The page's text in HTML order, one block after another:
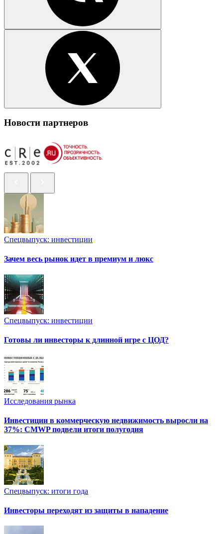
Новости партнеров
Спецвыпуск: инвестиции
Зачем весь рынок идет в премиум и люкс
Спецвыпуск: инвестиции
Готовы ли инвесторы к длинной игре с ЦОД?
Исследования рынка
Инвестиции в коммерческую недвижимость выросли на
37%: CMWP подвели итоги полугодия
Спецвыпуск: итоги года
Инвесторы переходят из защиты в нападение